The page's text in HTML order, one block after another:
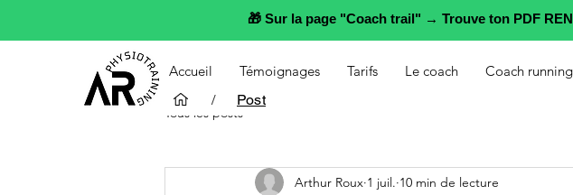
🎁 Sur la page "Coach trail" → Trouve ton PDF
Accueil Témoignages Tarifs Le coach Coach running
/
Post
Tous les posts
Arthur Roux 1 juil. 10 min de lecture